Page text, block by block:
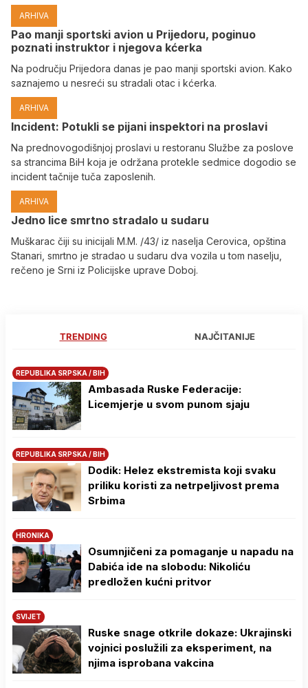
ARHIVA
Pao manji sportski avion u Prijedoru, poginuo
poznati instruktor i njegova kćerka
Na području Prijedora danas je pao manji sportski avion. Kako
saznajemo u nesreći su stradali otac i kćerka.
ARHIVA
Incident: Potukli se pijani inspektori na proslavi
Na prednovogodišnjoj proslavi u restoranu Službe za poslove
sa strancima BiH koja je održana protekle sedmice dogodio se
incident tačnije tuča zaposlenih.
ARHIVA
Јedno lice smrtno stradalo u sudaru
Muškarac čiji su inicijali M.M. /43/ iz naselja Cerovica, opština
Stanari, smrtno je stradao u sudaru dva vozila u tom naselju,
rečeno je Srni iz Policijske uprave Doboj.
TRENDING NAJČITANIJE
REPUBLIKA SRPSKA / BIH
Ambasada Ruske Federacije:
Licemjerje u svom punom sjaju
REPUBLIKA SRPSKA / BIH
Dodik: Helez ekstremista koji svaku
priliku koristi za netrpeljivost prema
Srbima
HRONIKA
Osumnjičeni za pomaganje u napadu na
Dabića ide na slobodu: Nikoliću
predložen kućni pritvor
SVIJET
Ruske snage otkrile dokaze: Ukrajinski
vojnici poslužili za eksperiment, na
njima isprobana vakcina